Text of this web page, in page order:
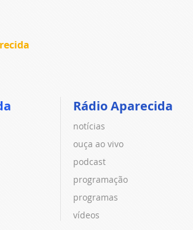
Rádio Aparecida
notícias
ouça ao vivo
podcast
programação
programas
vídeos